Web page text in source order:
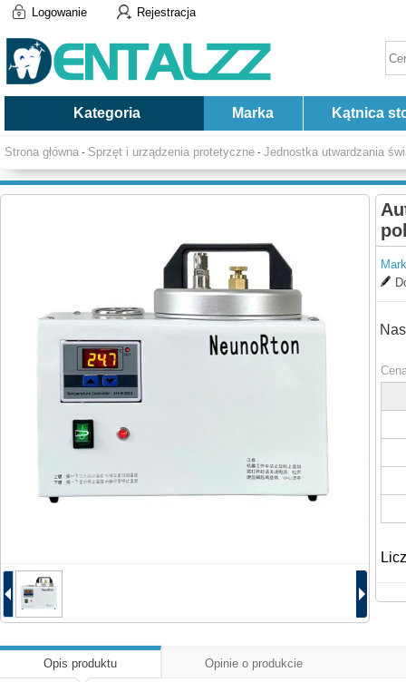
Logowanie Rejestracja
Kategoria Marka Kątnica
Strona główna - Sprzęt i urządzenia protetyczne - Jednostka utwardzania
Opis produktu Opinie o produkcie